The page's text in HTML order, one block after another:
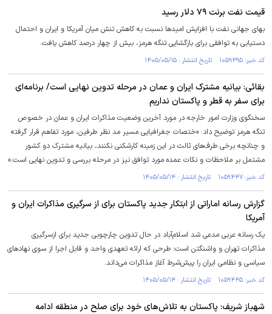
قیمت نفت برنت ۷۹ دلار رسید
بهای جهانی نفت با افزایش امید‌ها نسبت به کاهش تنش میان آمریکا و ایران و احتمال
دستیابی به توافقی برای بازگشایی تنگه هرمز، بیش از چهار درصد کاهش یافت.
کد خبر: ۱۰۵۹۴۹۵ تاریخ انتشار : ۱۴۰۵/۰۵/۱۵
بقائی: بیانیه مشترک ایران و عمان در مرحله تدوین نهایی است/ برنامه‌ای
برای سفر به قطر و پاکستان نداریم
سخنگوی وزارت امور خارجه در مورد آخرین وضعیت مذاکرات ایران و عمان در خصوص
تنگه هرمز توضیح داد: «ختصات جغرافیایی مسیر مد نظر طرفین، مورد تفاهم قرار گرفته
و چنانچه برخی طرف‌های ثالث در این زمینه کارشکنی نکنند، بیانیه مشترک دو کشور
مشتمل بر ملاحظات و نکات عمده مورد توافق نیز در مرحله بررسی و تدوین نهایی است.»
کد خبر: ۱۰۵۹۴۴۷ تاریخ انتشار : ۱۴۰۵/۰۵/۱۴
گزارش رسانه اماراتی از ابتکار جدید پاکستان برای از سرگیری مذاکرات ایران و
آمریکا
یک رسانه عربی مدعی شد اسلام‌آباد در حال تدوین چارچوبی جدید برای ازسرگیری
مذاکرات تهران و واشنگتن است؛ طرحی که ارائه تعهدی واحد و قابل اجرا از سوی نهاد‌های
سیاسی و نظامی ایران را پیش‌شرط آغاز مذاکرات می‌داند.
کد خبر: ۱۰۵۹۴۴۵ تاریخ انتشار : ۱۴۰۵/۰۵/۱۴
شهباز شریف: پاکستان به تلاش‌های خود برای صلح در منطقه ادامه